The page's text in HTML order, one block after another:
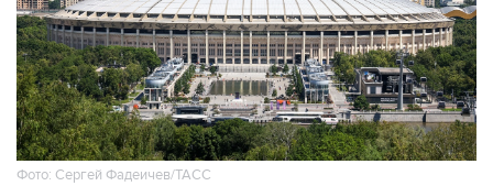
Фото: Сергей Фадеичев/ТАСС